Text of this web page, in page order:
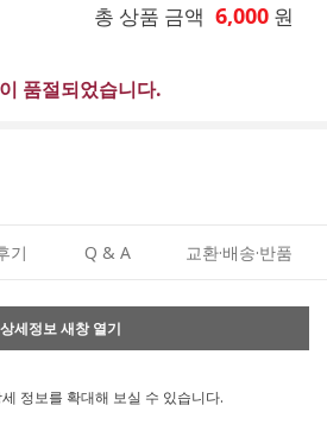
총 상품 금액 6,000 원
품절되었습니다.
기 Q & A 교환·배송·반품
상세정보 새창 열기
정보를 확대해 보실 수 있습니다.